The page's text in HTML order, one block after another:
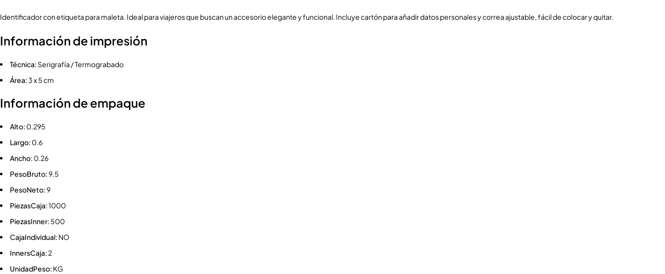
Identificador con etiqueta para maleta. Ideal para viajeros que buscan un accesorio elegante y funcional. Incluye cartón para añadir datos personales y correa ajustable, fácil de colocar y quitar.
Información de impresión
Técnica: Serigrafía / Termograbado
Área: 3 x 5 cm
Información de empaque
Alto: 0.295
Largo: 0.6
Ancho: 0.26
PesoBruto:9.5
PesoNeto:9
PiezasCaja:1000
PiezasInner: 500
CajaIndividual: NO
InnersCaja: 2
UnidadPeso: KG